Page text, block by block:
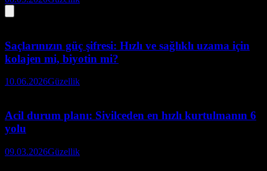
Saçlarınızın güç şifresi: Hızlı ve sağlıklı uzama için
kolajen mi, biyotin mi?
10.06.2026Güzellik
Acil durum planı: Sivilceden en hızlı kurtulmanın 6
yolu
09.03.2026Güzellik